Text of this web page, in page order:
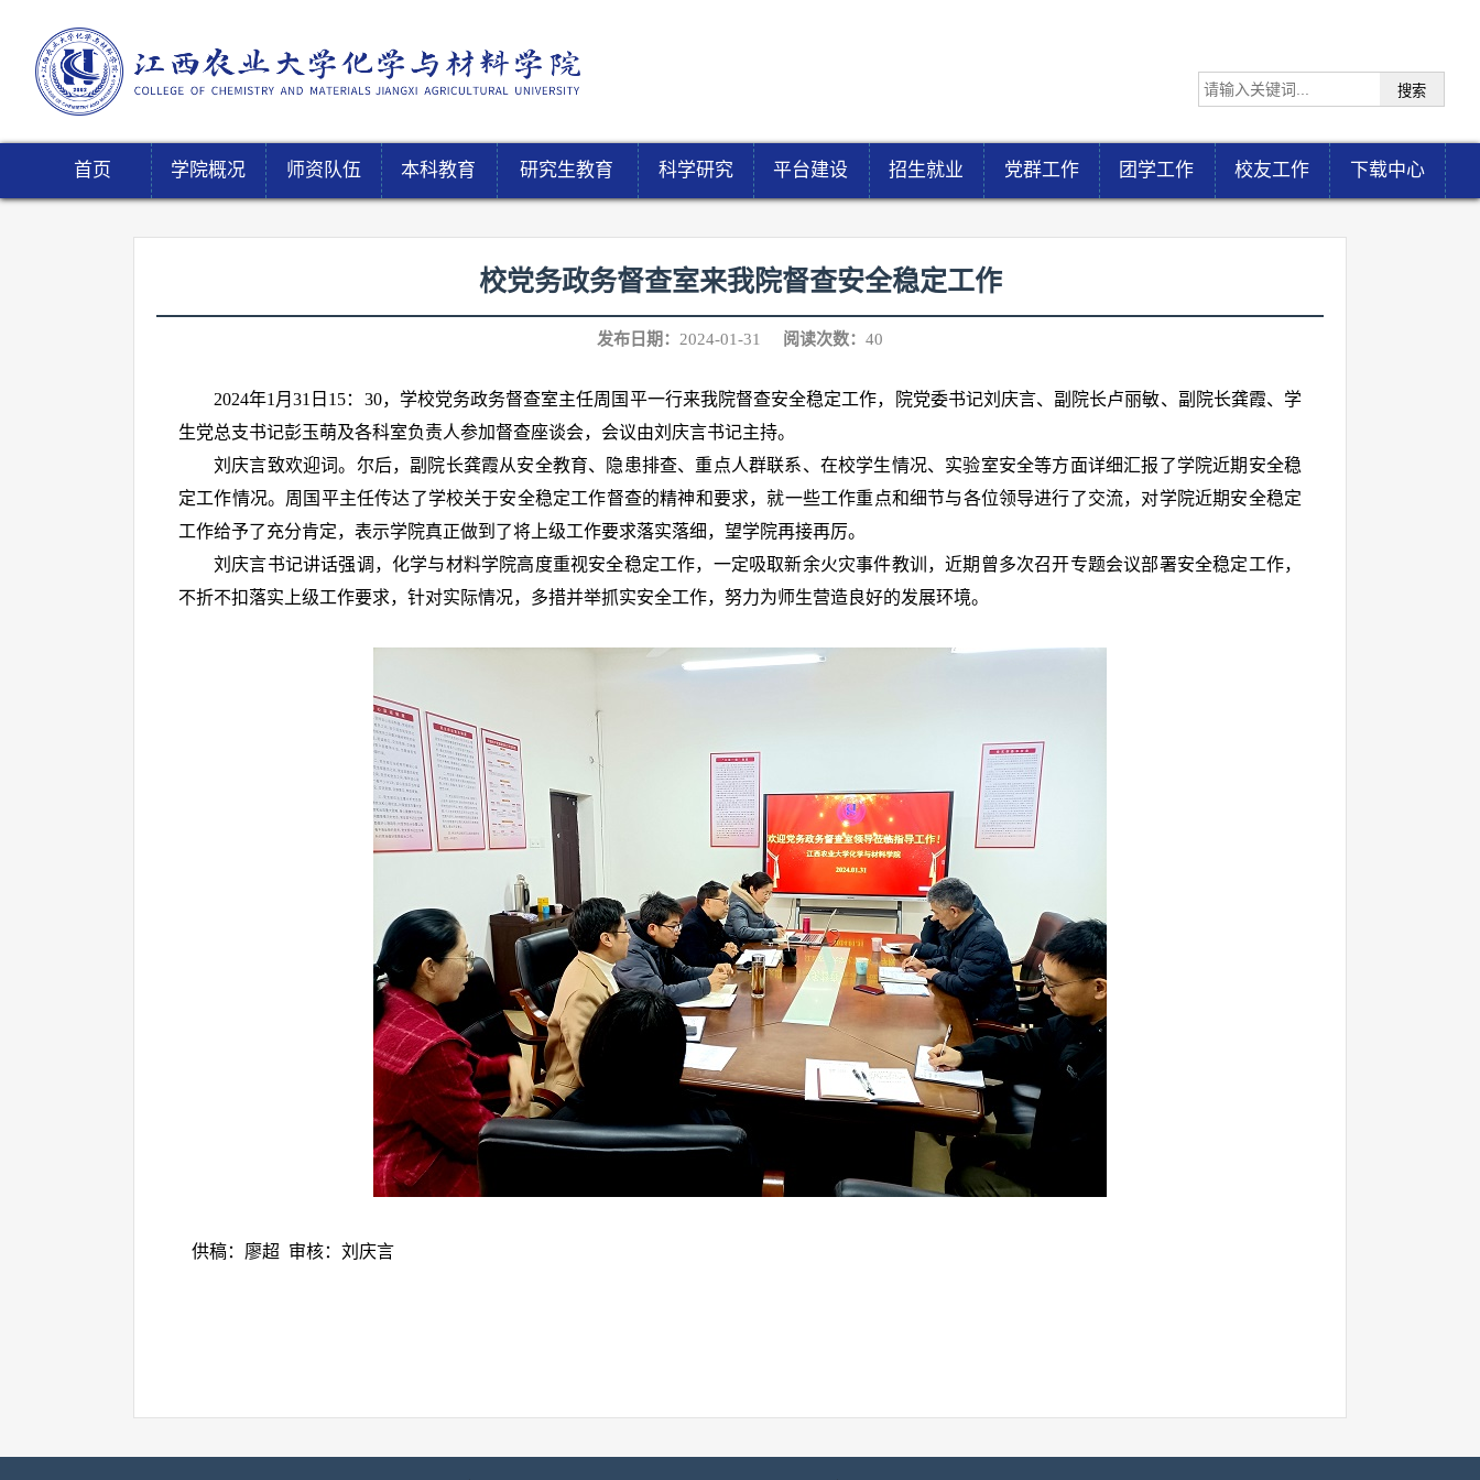
首页 学院概况 师资队伍 本科教育 研究生教育 科学研究 平台建设 招生就业 党群工作 团学工作 校友工作 下载中心
校党务政务督查室来我院督查安全稳定工作
发布日期： 2024-01-31 阅读次数： 40
2024年1月31日15：30，学校党务政务督查室主任周国平一行来我院督查安全稳定工作，院党委书记刘庆言、副院长卢丽敏、副院长龚霞、学
生党总支书记彭玉萌及各科室负责人参加督查座谈会，会议由刘庆言书记主持。
刘庆言致欢迎词。尔后，副院长龚霞从安全教育、隐患排查、重点人群联系、在校学生情况、实验室安全等方面详细汇报了学院近期安全稳
定工作情况。周国平主任传达了学校关于安全稳定工作督查的精神和要求，就一些工作重点和细节与各位领导进行了交流，对学院近期安全稳定
工作给予了充分肯定，表示学院真正做到了将上级工作要求落实落细，望学院再接再厉。
刘庆言书记讲话强调，化学与材料学院高度重视安全稳定工作，一定吸取新余火灾事件教训，近期曾多次召开专题会议部署安全稳定工作，
不折不扣落实上级工作要求，针对实际情况，多措并举抓实安全工作，努力为师生营造良好的发展环境。
供稿：廖超 审核：刘庆言